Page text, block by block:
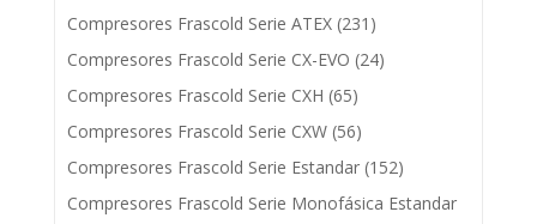
Compresores Frascold Serie ATEX (231)
Compresores Frascold Serie CX-EVO (24)
Compresores Frascold Serie CXH (65)
Compresores Frascold Serie CXW (56)
Compresores Frascold Serie Estandar (152)
Compresores Frascold Serie Monofásica Estandar